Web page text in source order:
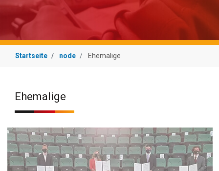
Startseite node Ehemalige
Ehemalige